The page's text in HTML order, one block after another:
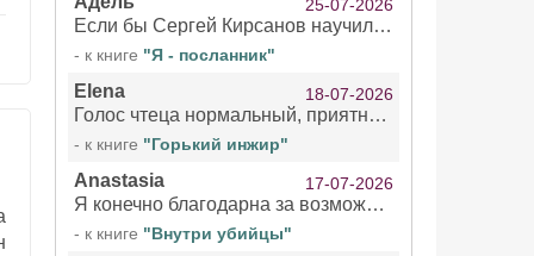
25-07-2026
Если бы Сергей Кирсанов научился не сглатывать каждые 1-2 минуты слюну, так что слышно в микрофоне и, что вызывает отвращение, то мелжно было бы слушать.
- к книге "Я - посланник"
Elena 18-07-2026
Голос чтеца нормальный, приятный тембр. Мне очень понравилось озвучивание рассказа. Очень странный отзыв Надежды. Может у неё что-то с нервами?
- к книге "Горький инжир"
Anastasia 17-07-2026
Я конечно благодарна за возможность бесплатно слушать книги даже новинки , но чтение этой книги просто ужасно
- к книге "Внутри убийцы"